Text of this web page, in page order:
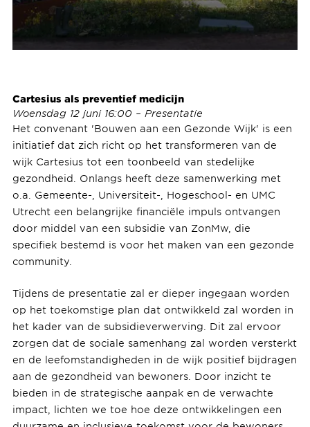
Cartesius als preventief medicijn
Woensdag 12 juni 16:00 – Presentatie
Het convenant 'Bouwen aan een Gezonde Wijk' is een
initiatief dat zich richt op het transformeren van de
wijk Cartesius tot een toonbeeld van stedelijke
gezondheid. Onlangs heeft deze samenwerking met
o.a. Gemeente-, Universiteit-, Hogeschool- en UMC
Utrecht een belangrijke financiële impuls ontvangen
door middel van een subsidie van ZonMw, die
specifiek bestemd is voor het maken van een gezonde
community.
Tijdens de presentatie zal er dieper ingegaan worden
op het toekomstige plan dat ontwikkeld zal worden in
het kader van de subsidieverwerving. Dit zal ervoor
zorgen dat de sociale samenhang zal worden versterkt
en de leefomstandigheden in de wijk positief bijdragen
aan de gezondheid van bewoners. Door inzicht te
bieden in de strategische aanpak en de verwachte
impact, lichten we toe hoe deze ontwikkelingen een